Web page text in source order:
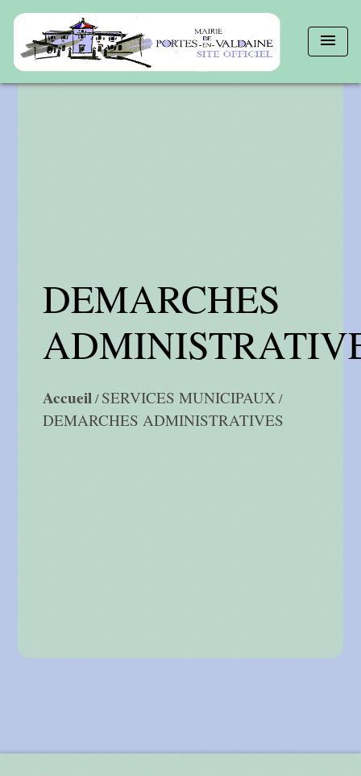
menu
DEMARCHES
Accueil/SERVICES MUNICIPAUX /
DEMARCHES ADMINISTRATIVES